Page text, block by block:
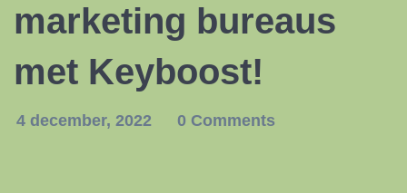
marketing bureaus
met Keyboost!
4 december, 2022 0 Comments